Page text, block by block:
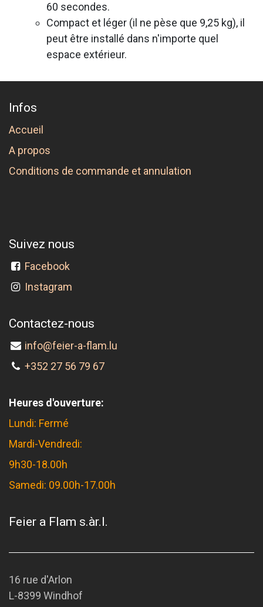
60 secondes.
Compact et léger (il ne pèse que 9,25 kg), il
peut être installé dans n'importe quel
espace extérieur.
Infos
Accueil
A propos
Conditions de commande et annulation
Suivez nous
Facebook
Instagram
Contactez-nous
info@feier-a-flam.lu
+352 27 56 79 67
Heures d'ouverture:
Lundi: Fermé
Mardi-Vendredi:
9h30-18.00h
Samedi: 09.00h-17.00h
Feier a Flam s.àr.l.
16 rue d'Arlon
L-8399 Windhof